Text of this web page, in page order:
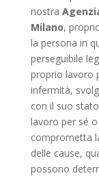
nostra
Milano,
la persona in
perseguibile
proprio lavoro
infermità,
con il suo
lavoro per sé
comprometta
delle cause,
possono